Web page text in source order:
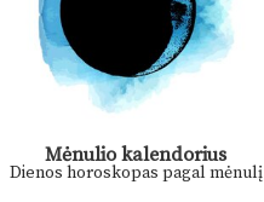
Mėnulio kalendorius
Dienos horoskopas pagal mėnulį